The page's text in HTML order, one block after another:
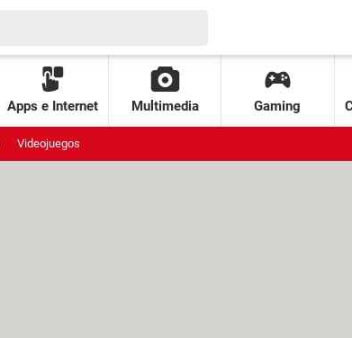
Apps e Internet Multimedia Gaming
Videojuegos